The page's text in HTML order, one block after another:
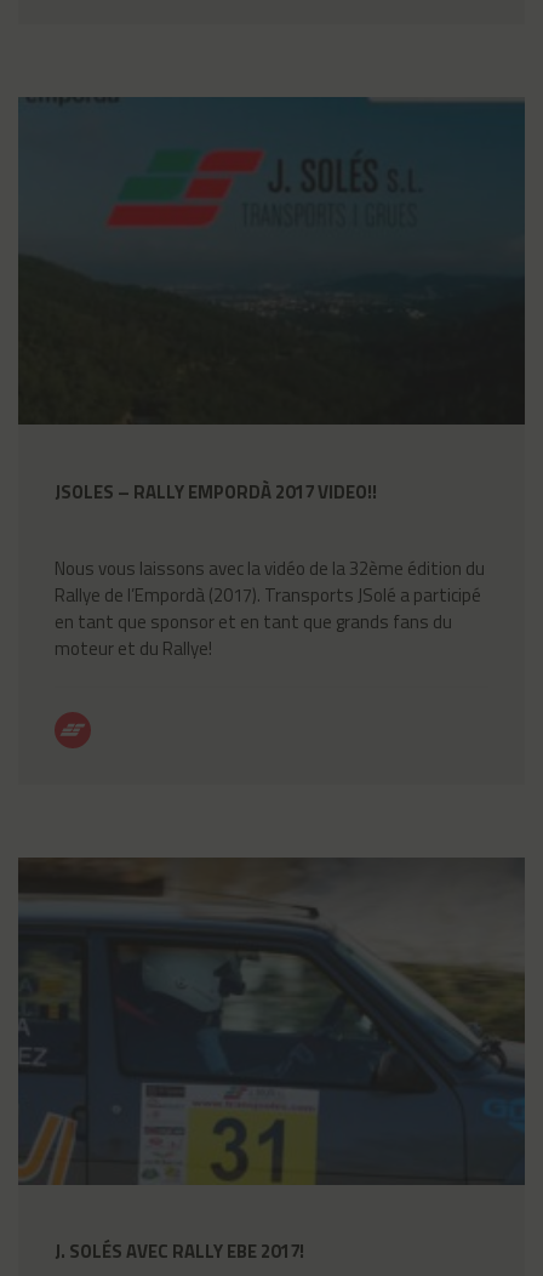
JSOLES – RALLY EMPORDÀ 2017 VIDEO!!
Nous vous laissons avec la vidéo de la 32ème édition du
Rallye de l’Empordà (2017). Transports JSolé a participé
en tant que sponsor et en tant que grands fans du
moteur et du Rallye!
J. SOLÉS AVEC RALLY EBE 2017!